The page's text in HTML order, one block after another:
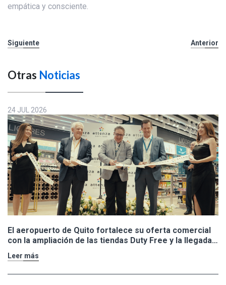
empática y consciente.
Siguiente Anterior
Otras Noticias
24 JUL 2026
El aeropuerto de Quito fortalece su oferta comercial
con la ampliación de las tiendas Duty Free y la llegada
de Polo Ralph Lauren y Adidas
Leer más